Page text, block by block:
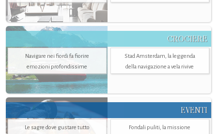
CROCIERE
Navigare nei fiordi fa fiorire
emozioni profondissime
Stad Amsterdam, la leggenda
della navigazione a vela rivive
EVENTI
Le sagre dove gustare tutto
Fondali puliti, la missione